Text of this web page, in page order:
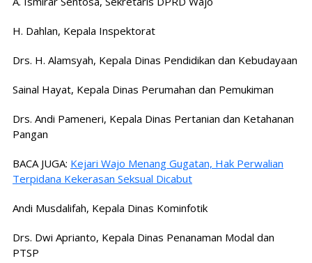
H. Dahlan, Kepala Inspektorat
Drs. H. Alamsyah, Kepala Dinas Pendidikan dan Kebudayaan
Sainal Hayat, Kepala Dinas Perumahan dan Pemukiman
Drs. Andi Pameneri, Kepala Dinas Pertanian dan Ketahanan
Pangan
BACA JUGA: Kejari Wajo Menang Gugatan, Hak Perwalian
Terpidana Kekerasan Seksual Dicabut
Andi Musdalifah, Kepala Dinas Kominfotik
Drs. Dwi Aprianto, Kepala Dinas Penanaman Modal dan
PTSP